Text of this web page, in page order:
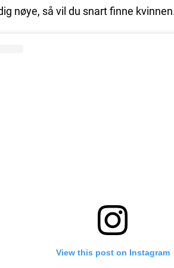
nøye, så vil du snart finne
View this post on Instagram